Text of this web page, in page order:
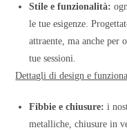
Stile e funzionalità:
le tue esigenze.
attraente, ma anche per
tue sessioni.
Dettagli di design e
Fibbie e chiusure: i
metalliche, chiusure in